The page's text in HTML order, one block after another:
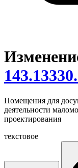
Помещения для
деятельности
проектирования
текстовое